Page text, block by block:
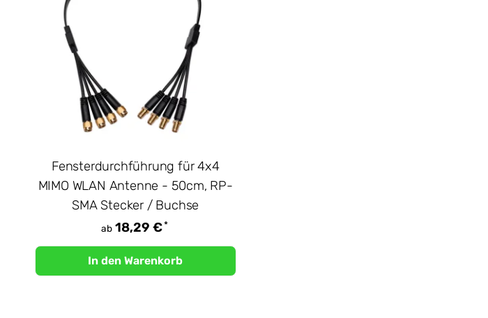
Fensterdurchführung für 4x4
MIMO WLAN Antenne - 50cm, RP-
SMA Stecker / Buchse
ab 18,29 €*
In den Warenkorb